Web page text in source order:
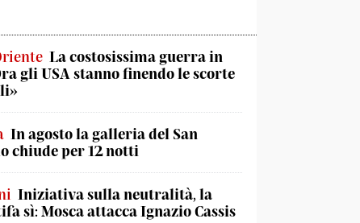
La costosissima guerra in
gli USA stanno finendo le scorte
In agosto la galleria del San
chiude per 12 notti
Iniziativa sulla neutralità, la
sì: Mosca attacca Ignazio Cassis